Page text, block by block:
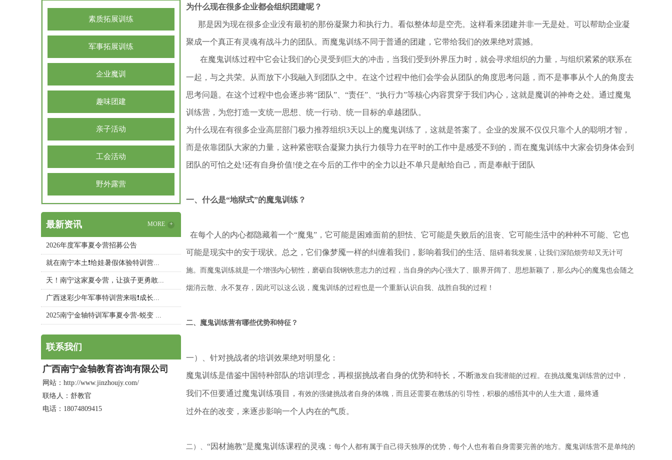
素质拓展训练
军事拓展训练
企业魔训
趣味团建
亲子活动
工会活动
野外露营
最新资讯 MORE +
2026年度军事夏令营招募公告
就在南宁本土❗给娃暑假体验特训营...
天！南宁这家夏令营，让孩子更勇敢...
广西迷彩少年军事特训营来啦❗成长...
2025南宁金轴特训军事夏令营-蜕变 ...
联系我们
广西南宁金轴教育咨询有限公司
网站：http://www.jinzhoujy.com/
联络人：舒教官
电话：18074809415
为什么现在很多企业都会组织团建呢？
那是因为现在很多企业没有最初的那份凝聚力和执行力。看似整体却是空壳。这样看来团建并非一无是处。可以帮助企业凝
聚成一个真正有灵魂有战斗力的团队。而魔鬼训练不同于普通的团建，它带给我们的效果绝对震撼。
在魔鬼训练过程中它会让我们的心灵受到巨大的冲击，当我们受到外界压力时，就会寻求组织的力量，与组织紧紧的联系在
一起，与之共荣。从而放下小我融入到团队之中。在这个过程中他们会学会从团队的角度思考问题，而不是事事从个人的角度去
思考问题。在这个过程中也会逐步将“团队”、“责任”、“执行力”等核心内容贯穿于我们内心，这就是魔训的神奇之处。通过魔鬼
训练营，为您打造一支统一思想、统一行动、统一目标的卓越团队。
为什么现在有很多企业高层部门极力推荐组织3天以上的魔鬼训练了，这就是答案了。企业的发展不仅仅只靠个人的聪明才智，
而是依靠团队大家的力量，这种紧密联合凝聚力执行力领导力在平时的工作中是感受不到的，而在魔鬼训练中大家会切身体会到
团队的可怕之处!还有自身价值!使之在今后的工作中的全力以赴不单只是献给自己，而是奉献于团队
一、什么是“地狱式”的魔鬼训练？
在每个人的内心都隐藏着一个“魔鬼”，它可能是困难面前的胆怯、它可能是失败后的沮丧、它可能生活中的种种不可能、它也
可能是现实中的安于现状。总之，它们像梦魇一样的纠缠着我们，影响着我们的生活、 阻碍着我发展，让我们深陷烦劳却又无计可
施。而魔鬼训练就是一个增强内心韧性，磨砺自我钢铁意志力的过程，当自身的内心强大了、眼界开阔了、思想新颖了，那么内心的魔鬼也会随之
烟消云散、永不复存，因此可以这么说，魔鬼训练的过程也是一个重新认识自我、战胜自我的过程！
二、魔鬼训练营有哪些优势和特征？
一）、针对挑战者的培训效果绝对明显化：
魔鬼训练是借鉴中国特种部队的培训理念，再根据挑战者自身的优势和特长，不断激发自我潜能的过程。在挑战魔鬼训练营的过中，
我们不但要通过魔鬼训练项目， 有效的强健挑战者自身的体魄，而且还需要在教练的引导性，积极的感悟其中的人生大道，最终通
过外在的改变，来逐步影响一个人内在的气质。
二）、 “因材施教”是魔鬼训练课程的灵魂： 每个人都有属于自己得天独厚的优势，每个人也有着自身需要完善的地方。魔鬼训练营不是单纯的